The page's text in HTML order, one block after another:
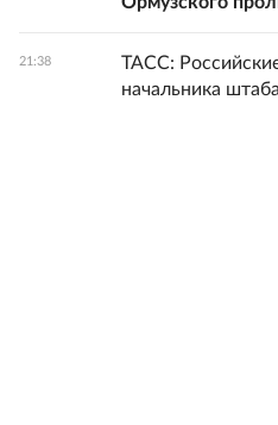
21:38
ТАСС:
начальника